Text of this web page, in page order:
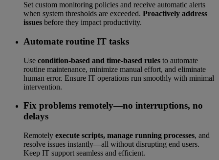
Set custom monitoring policies and receive automatic alerts
when system thresholds are exceeded. Proactively address
issues before they impact productivity.
Automate routine IT tasks
Use condition-based and time-based rules to automate
routine maintenance, minimize manual effort, and eliminate
human error. Ensure IT operations run smoothly with minimal
intervention.
Fix problems remotely—no interruptions, no
delays
Remotely execute scripts, manage running processes, and
resolve issues instantly—all without disrupting end users.
Keep IT support seamless and efficient.